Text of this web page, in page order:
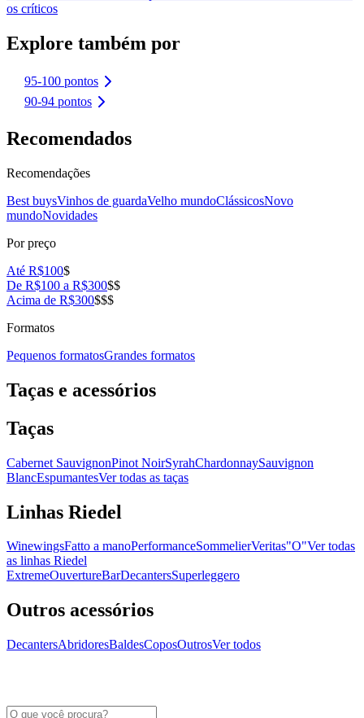
os críticos
Explore também por
95-100 pontos
90-94 pontos
Recomendados
Recomendações
Best buysVinhos de guardaVelho mundoClássicosNovo
mundoNovidades
Por preço
Até R$100$
De R$100 a R$300$$
Acima de R$300$$$
Formatos
Pequenos formatosGrandes formatos
Taças e acessórios
Taças
Cabernet SauvignonPinot NoirSyrahChardonnaySauvignon
BlancEspumantesVer todas as taças
Linhas Riedel
WinewingsFatto a manoPerformanceSommelierVeritas"O"Ver todas
as linhas Riedel
ExtremeOuvertureBarDecantersSuperleggero
Outros acessórios
DecantersAbridoresBaldesCoposOutrosVer todos